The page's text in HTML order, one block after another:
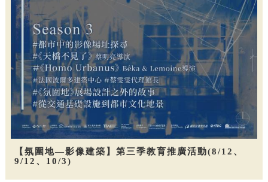
【氛圍地—影像建築】第三季教育推廣活動(8/12、
9/12、10/3)